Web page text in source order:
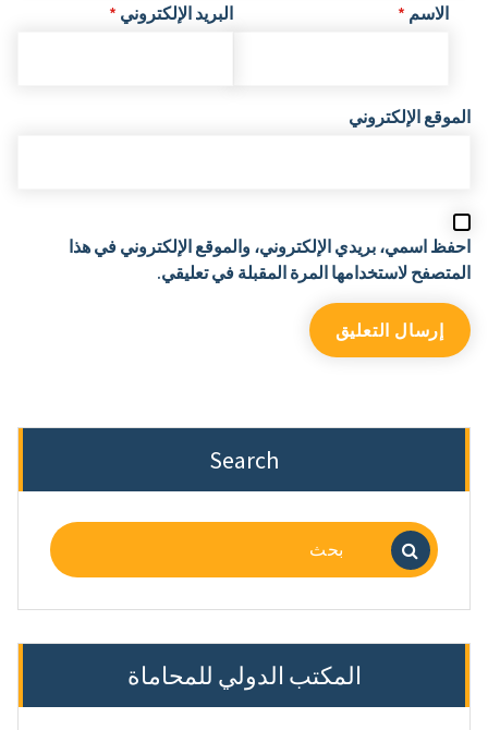
الاسم* البريد الإلكتروني *
الموقع الإلكتروني
احفظ اسمي، بريدي الإلكتروني، والموقع الإلكتروني في هذا
المتصفح لاستخدامها المرة المقبلة في تعليقي.
Search
البحث
عن:
المكتب الدولي للمحاماة